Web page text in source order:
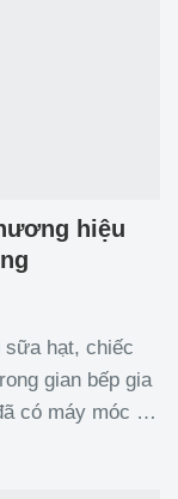
hiệu
hạt, chiếc
gian bếp gia
có máy móc hỗ